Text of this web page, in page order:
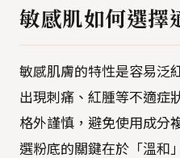
敏感肌如何選擇
敏感肌膚的特性是容易泛
出現刺痛、紅腫等不適症
格外謹慎，避免使用成分
選粉底的關鍵在於「溫和